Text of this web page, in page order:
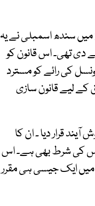
شرمیلا فاروقی نے اس بل کا پس منظر بیان کرتے ہوئے کہا کہ جب 2013 میں سندھ اسمبلی نے یہ
دی تھی۔ اس قانون کو
کی رائے کو مسترد
کے لیے قانون سازی
قرار دیا ۔ ان کا
پی پلس اسٹیٹس کی شرط بھی ہے۔ اس
ایک جیسی ہی مقرر